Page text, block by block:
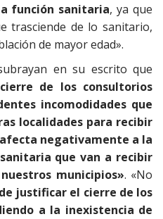
función sanitaria, ya que
trasciende de lo sanitario,
de mayor edad».
en su escrito que
de los consultorios
incomodidades que
localidades para recibir
negativamente a la
que van a recibir
municipios». «No
justificar el cierre de los
a la inexistencia de